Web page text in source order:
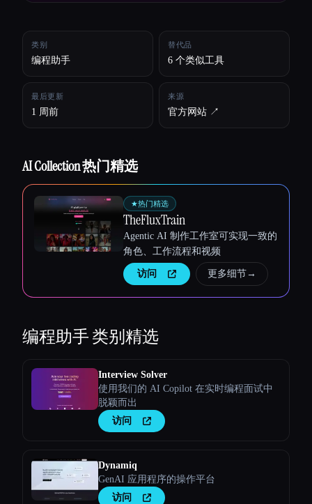
Esc
类别
编程助手
替代品
6 个类似工具
最后更新
1 周前
来源
官方网站 ↗︎
AI Collection 热门精选
★热门精选
TheFluxTrain
Agentic AI 制作工作室可实现一致的
角色、工作流程和视频
访问 更多细节→
编程助手类别精选
Interview Solver
使用我们的 AI Copilot 在实时编程面试中
脱颖而出
访问
Dynamiq
GenAI 应用程序的操作平台
访问